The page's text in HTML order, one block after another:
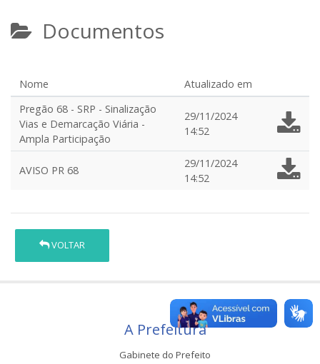
Documentos
Nome
Atualizado em
Pregão 68 - SRP - Sinalização
Vias e Demarcação Viária -
Ampla Participação
29/11/2024
14:52
AVISO PR 68
29/11/2024
14:52
VOLTAR
A Prefeitura
Gabinete do Prefeito